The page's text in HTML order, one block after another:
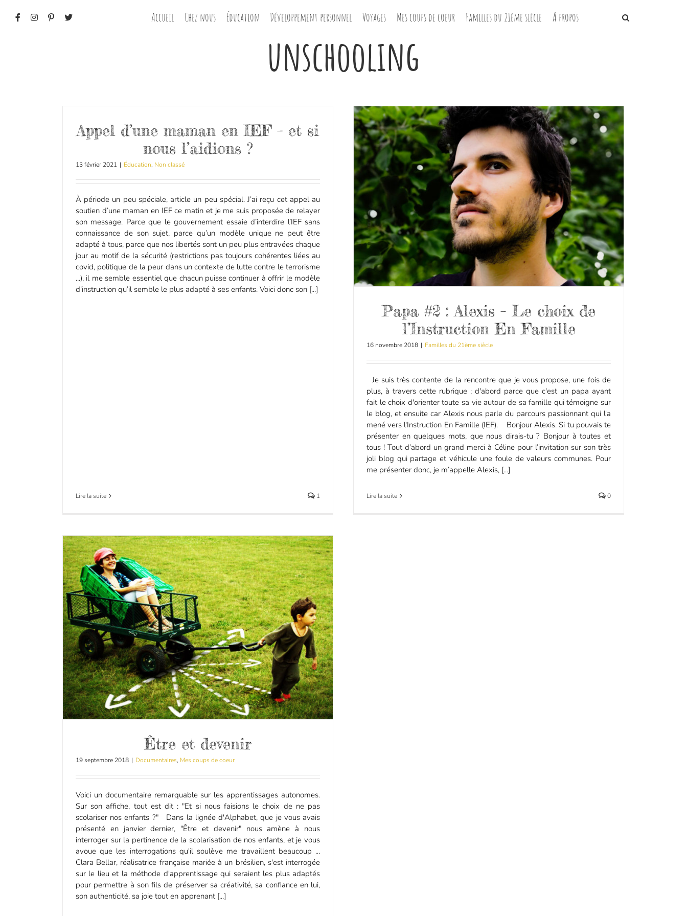
Accueil Chez nous Éducation Développement personnel Voyages Mes coups de coeur Familles du 21ème siècle À propos
unschooling
Appel d’une maman en IEF – et si
nous l’aidions ?
13 février 2021 | Éducation, Non classé
À période un peu spéciale, article un peu spécial. J’ai reçu cet appel au
soutien d’une maman en IEF ce matin et je me suis proposée de relayer
son message. Parce que le gouvernement essaie d’interdire l’IEF sans
connaissance de son sujet, parce qu’un modèle unique ne peut être
adapté à tous, parce que nos libertés sont un peu plus entravées chaque
jour au motif de la sécurité (restrictions pas toujours cohérentes liées au
covid, politique de la peur dans un contexte de lutte contre le terrorisme
...), il me semble essentiel que chacun puisse continuer à offrir le modèle
d’instruction qu’il semble le plus adapté à ses enfants. Voici donc son [...]
Lire la suite 1
Papa #2 : Alexis – Le choix de
l’Instruction En Famille
16 novembre 2018 | Familles du 21ème siècle
Je suis très contente de la rencontre que je vous propose, une fois de
plus, à travers cette rubrique ; d'abord parce que c'est un papa ayant
fait le choix d'orienter toute sa vie autour de sa famille qui témoigne sur
le blog, et ensuite car Alexis nous parle du parcours passionnant qui l'a
mené vers l'Instruction En Famille (IEF). Bonjour Alexis. Si tu pouvais te
présenter en quelques mots, que nous dirais-tu ? Bonjour à toutes et
tous ! Tout d’abord un grand merci à Céline pour l’invitation sur son très
joli blog qui partage et véhicule une foule de valeurs communes. Pour
me présenter donc, je m’appelle Alexis, [...]
Lire la suite 0
Être et devenir
19 septembre 2018 | Documentaires, Mes coups de coeur
Voici un documentaire remarquable sur les apprentissages autonomes.
Sur son affiche, tout est dit : "Et si nous faisions le choix de ne pas
scolariser nos enfants ?" Dans la lignée d'Alphabet, que je vous avais
présenté en janvier dernier, "Être et devenir" nous amène à nous
interroger sur la pertinence de la scolarisation de nos enfants, et je vous
avoue que les interrogations qu'il soulève me travaillent beaucoup ...
Clara Bellar, réalisatrice française mariée à un brésilien, s'est interrogée
sur le lieu et la méthode d'apprentissage qui seraient les plus adaptés
pour permettre à son fils de préserver sa créativité, sa confiance en lui,
son authenticité, sa joie tout en apprenant [...]